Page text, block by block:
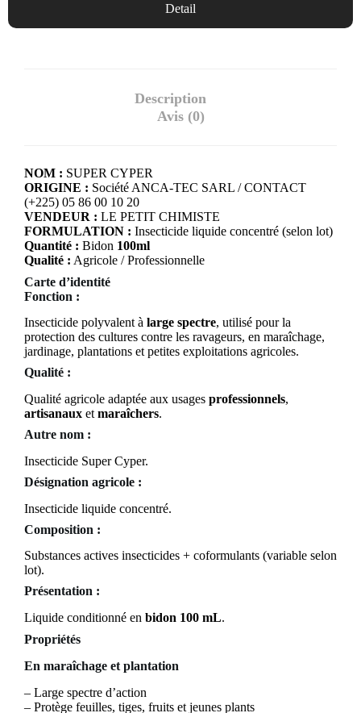
Detail
Description
Avis (0)
NOM : SUPER CYPER
ORIGINE : Société ANCA-TEC SARL / CONTACT
(+225) 05 86 00 10 20
VENDEUR : LE PETIT CHIMISTE
FORMULATION : Insecticide liquide concentré (selon lot)
Quantité : Bidon 100ml
Qualité : Agricole / Professionnelle
Carte d’identité
Fonction :
Insecticide polyvalent à large spectre, utilisé pour la
protection des cultures contre les ravageurs, en maraîchage,
jardinage, plantations et petites exploitations agricoles.
Qualité :
Qualité agricole adaptée aux usages professionnels,
artisanaux et maraîchers.
Autre nom :
Insecticide Super Cyper.
Désignation agricole :
Insecticide liquide concentré.
Composition :
Substances actives insecticides + coformulants (variable selon
lot).
Présentation :
Liquide conditionné en bidon 100 mL.
Propriétés
En maraîchage et plantation
– Large spectre d’action
– Protège feuilles, tiges, fruits et jeunes plants